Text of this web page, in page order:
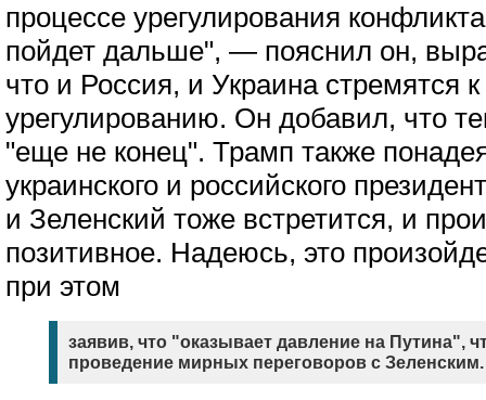
процессе урегулирования
пойдет дальше", — пояснил он,
что и Россия, и Украина стремятся
урегулированию. Он добавил, что
"еще не конец". Трамп также
украинского и российского
и Зеленский тоже встретится, и
позитивное. Надеюсь, это
при этом
заявив, что "оказывает давление на Путина",
проведение мирных переговоров с Зеленским.